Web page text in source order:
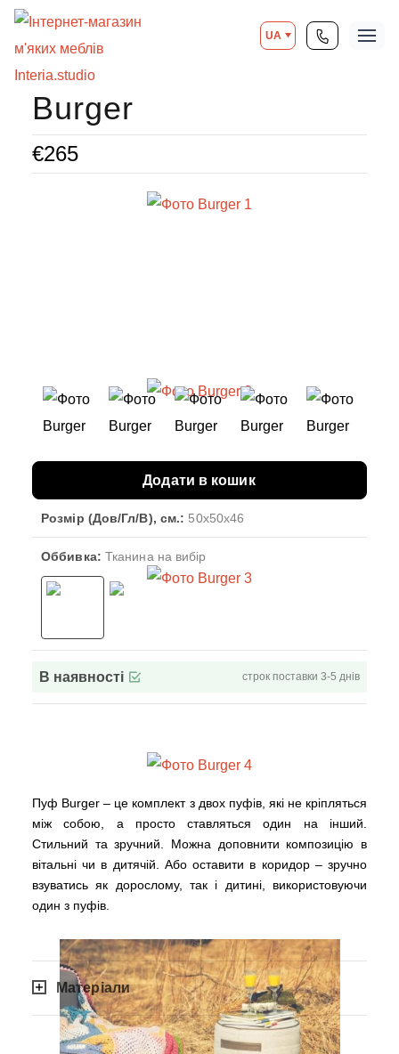
UA
Burger
€265
Розмір (Дов/Гл/В), см.: 50x50x46
Оббивка: Тканина на вибір
В наявності строк поставки 3-5 днів
Додати в кошик
Пуф Burger – це комплект з двох пуфів, які не кріпляться
між собою, а просто ставляться один на інший.
Стильний та зручний. Можна доповнити композицію в
вітальні чи в дитячій. Або оставити в коридор – зручно
взуватись як дорослому, так і дитині, використовуючи
один з пуфів.
Матеріали